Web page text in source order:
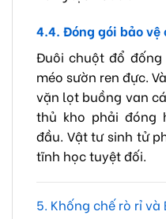
4.4. Đóng gói bảo
Đuôi chuột đổ
méo sườn ren đực.
vặn lọt buồng van
thủ kho phải đóng
đầu. Vật tư sinh tử
tĩnh học tuyệt đối.
5. Khống chế rò rỉ